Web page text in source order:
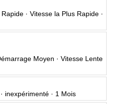
· Vitesse la Plus Rapide ·
Moyen · Vitesse Lente
inexpérimenté · 1 Mois